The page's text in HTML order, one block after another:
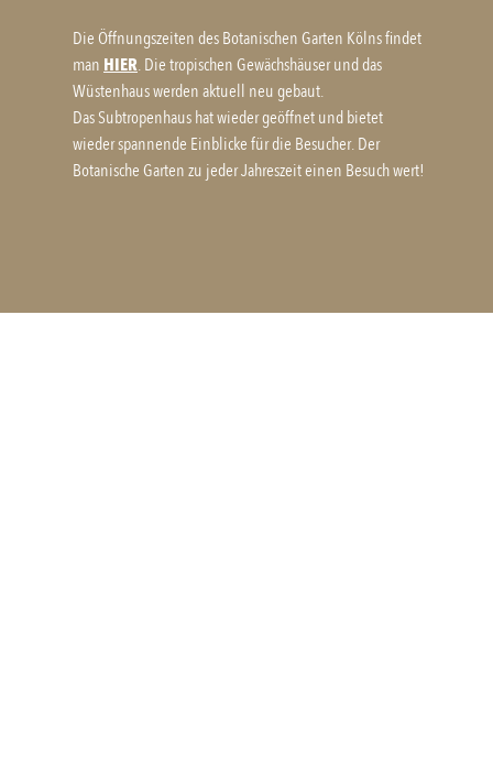
Die Öffnungszeiten des Botanischen Garten Kölns findet
manHIER. Die tropischen Gewächshäuser und das
Wüstenhaus werden aktuell neu gebaut.
Das Subtropenhaus hat wieder geöffnet und bietet
wieder spannende Einblicke für die Besucher. Der
Botanische Garten zu jeder Jahreszeit einen Besuch wert!